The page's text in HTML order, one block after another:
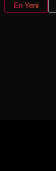
En Yeni